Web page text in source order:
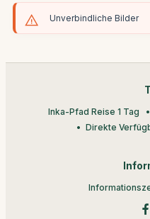
Unverbindliche Bilder
Inka-Pfad Reise 1 Tag
Direkte